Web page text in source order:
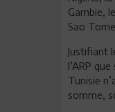
Gambie,
Sao
Justifiant
l’ARP
Tunisie
somme,